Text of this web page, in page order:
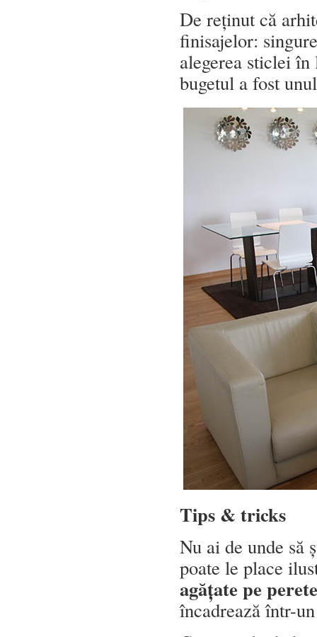
De reținut că
finisajelor:
alegerea sticlei
bugetul a fost
Tips & tricks
Nu ai de unde
poate le place
agățate pe
încadrează într-